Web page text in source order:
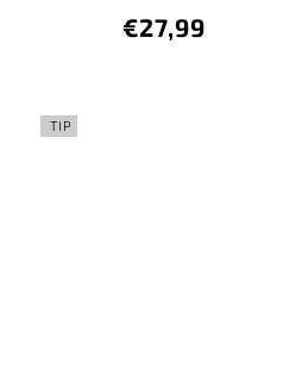
€27,99
TIP